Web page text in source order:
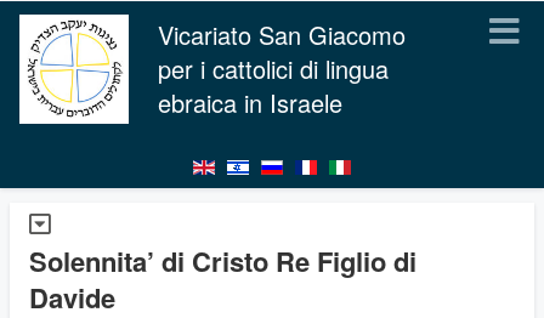
Vicariato San Giacomo
per i cattolici di lingua
ebraica in Israele
Solennita’ di Cristo Re Figlio di
Davide